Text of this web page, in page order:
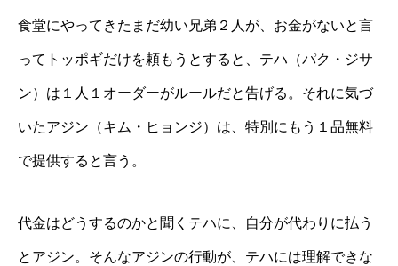
食堂にやってきたまだ幼い兄弟２人が、お金がないと言
ってトッポギだけを頼もうとすると、テハ（パク・ジサ
ン）は１人１オーダーがルールだと告げる。それに気づ
いたアジン（キム・ヒョンジ）は、特別にもう１品無料
で提供すると言う。
代金はどうするのかと聞くテハに、自分が代わりに払う
とアジン。そんなアジンの行動が、テハには理解できな